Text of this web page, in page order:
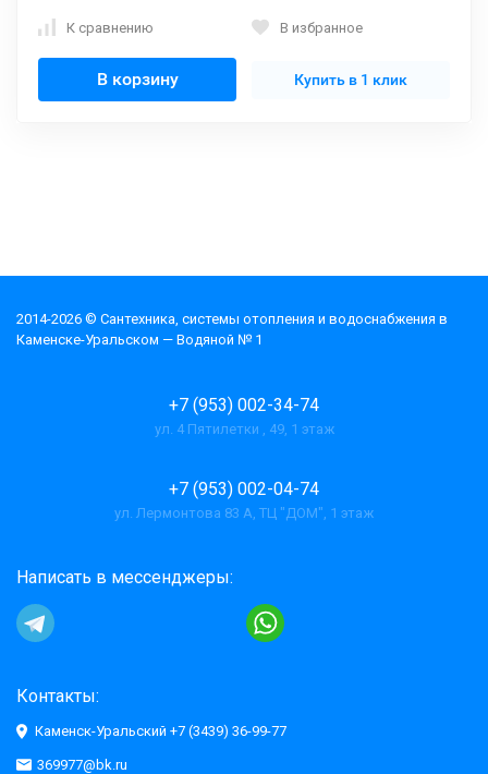
К сравнению В избранное
В корзину Купить в 1 клик
2014-2026 © Cантехника, системы отопления и водоснабжения в
Каменске-Уральском — Водяной № 1
+7 (953) 002-34-74
ул. 4 Пятилетки , 49, 1 этаж
+7 (953) 002-04-74
ул. Лермонтова 83 А, ТЦ "ДОМ", 1 этаж
Написать в мессенджеры:
Контакты:
Каменск-Уральский +7 (3439) 36-99-77
369977@bk.ru